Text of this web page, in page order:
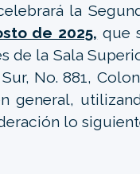
la
de 2025, que
de la Sala
No. 881,
general,
lo